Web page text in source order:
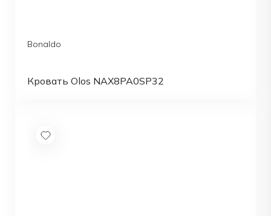
Bonaldo
Кровать Olos NAX8PA0SP32